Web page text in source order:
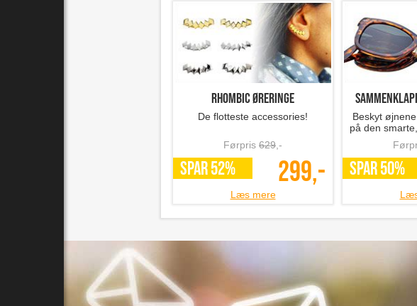
Rhombic øreringe
De flotteste accessories!
Førpris 629 ,-
SPAR 52% 299,-
Læs mere
Beskyt
på den
SPAR 50%